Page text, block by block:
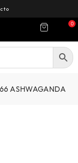
0
ASHWAGANDA